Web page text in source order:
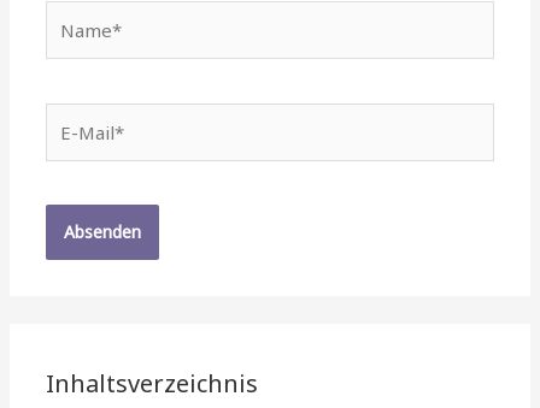
Mail*
Inhaltsverzeichnis